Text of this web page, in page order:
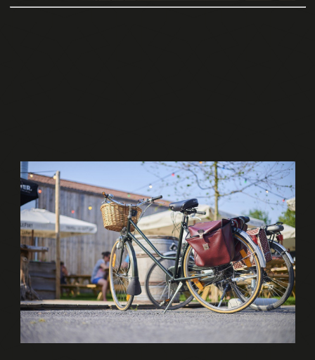
CADEAUBON